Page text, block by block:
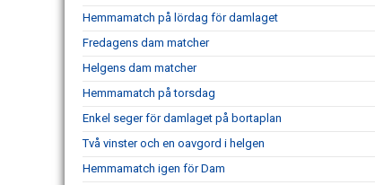
Hemmamatch på lördag för damlaget
Fredagens dam matcher
Helgens dam matcher
Hemmamatch på torsdag
Enkel seger för damlaget på bortaplan
Två vinster och en oavgord i helgen
Hemmamatch igen för Dam